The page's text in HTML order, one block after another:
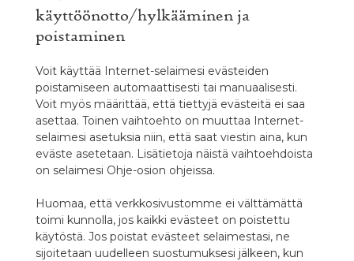
käyttöönotto/hylkääminen ja
poistaminen
Voit käyttää Internet-selaimesi evästeiden
poistamiseen automaattisesti tai manuaalisesti.
Voit myös määrittää, että tiettyjä evästeitä ei saa
asettaa. Toinen vaihtoehto on muuttaa Internet-
selaimesi asetuksia niin, että saat viestin aina, kun
eväste asetetaan. Lisätietoja näistä vaihtoehdoista
on selaimesi Ohje-osion ohjeissa.
Huomaa, että verkkosivustomme ei välttämättä
toimi kunnolla, jos kaikki evästeet on poistettu
käytöstä. Jos poistat evästeet selaimestasi, ne
sijoitetaan uudelleen suostumuksesi jälkeen, kun